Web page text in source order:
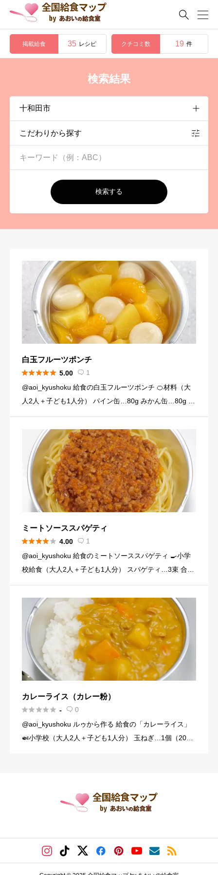

掲載給食 35 レシピ クチコミ数 19 件
検索結果
こだわりから探す
検索する
白玉フルーツポンチ
 5.00  1
@aoi_kyushoku 給食の白玉フルーツポンチ 🍊材料（大
人2人＋子ども1人分） パイン缶…80g みかん缶…80g 黄
4g） （白玉団子） 白玉粉… […]
ミートソーススパゲティ
 4.00  1
@aoi_kyushoku 給食のミートソーススパゲティ 🍳小学
校給食（大人2人＋子ども1人分） スパゲティ…3束 合い
（120g） にんにくチューブ…少々（1 […]
カレーライス（カレー粉）
 -  0
@aoi_kyushoku ルゥから作る 給食の「カレーライス」
🍛小学校（大人2人＋子ども1人分） 玉ねぎ…1個（200